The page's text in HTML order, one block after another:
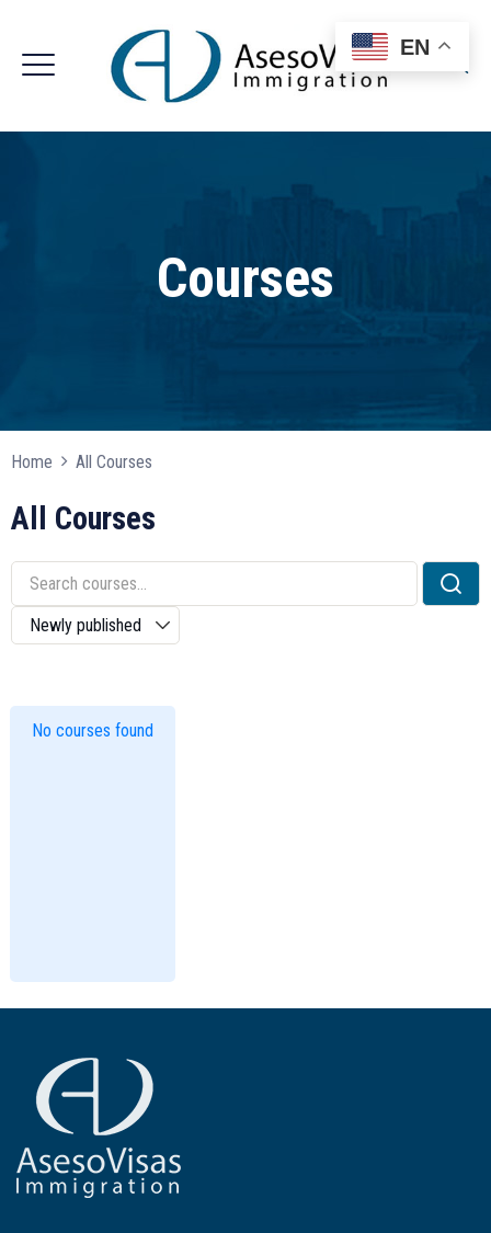
Courses
Home All Courses
All Courses
No courses found
EN